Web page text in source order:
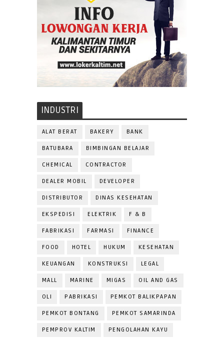
INDUSTRI
ALAT BERAT BAKERY BANK
BATUBARA BIMBINGAN BELAJAR
CHEMICAL CONTRACTOR
DEALER MOBIL DEVELOPER
DISTRIBUTOR DINAS KESEHATAN
EKSPEDISI ELEKTRIK F & B
FABRIKASI FARMASI FINANCE
FOOD HOTEL HUKUM KESEHATAN
KEUANGAN KONSTRUKSI LEGAL
MALL MARINE MIGAS OIL AND GAS
OLI PABRIKASI PEMKOT BALIKPAPAN
PEMKOT BONTANG PEMKOT SAMARINDA
PEMPROV KALTIM PENGOLAHAN KAYU